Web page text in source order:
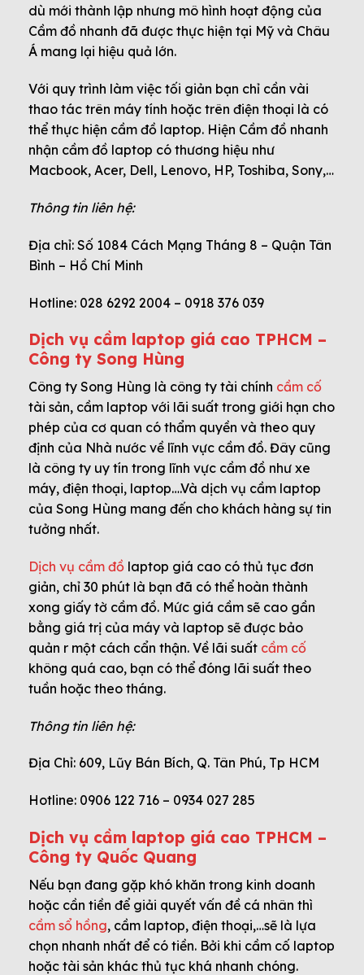
dù mới thành lập nhưng mô hình hoạt động của
Cầm đồ nhanh đã được thực hiện tại Mỹ và Châu
Á mang lại hiệu quả lớn.
Với quy trình làm việc tối giản bạn chỉ cần vài
thao tác trên máy tính hoặc trên điện thoại là có
thể thực hiện cầm đồ laptop. Hiện Cầm đồ nhanh
nhận cầm đồ laptop có thương hiệu như
Macbook, Acer, Dell, Lenovo, HP, Toshiba, Sony,…
Thông tin liên hệ:
Địa chỉ: Số 1084 Cách Mạng Tháng 8 – Quận Tân
Bình – Hồ Chí Minh
Hotline: 028 6292 2004 – 0918 376 039
Dịch vụ cầm laptop giá cao TPHCM –
Công ty Song Hùng
Công ty Song Hùng là công ty tài chính cầm cố
tài sản, cầm laptop với lãi suất trong giới hạn cho
phép của cơ quan có thẩm quyền và theo quy
định của Nhà nước về lĩnh vực cầm đồ. Đây cũng
là công ty uy tín trong lĩnh vực cầm đồ như xe
máy, điện thoại, laptop….Và dịch vụ cầm laptop
của Song Hùng mang đến cho khách hàng sự tin
tưởng nhất.
Dịch vụ cầm đồ laptop giá cao có thủ tục đơn
giản, chỉ 30 phút là bạn đã có thể hoàn thành
xong giấy tờ cầm đồ. Mức giá cầm sẽ cao gần
bằng giá trị của máy và laptop sẽ được bảo
quản r một cách cẩn thận. Về lãi suất cầm cố
không quá cao, bạn có thể đóng lãi suất theo
tuần hoặc theo tháng.
Thông tin liên hệ:
Địa Chỉ: 609, Lũy Bán Bích, Q. Tân Phú, Tp HCM
Hotline: 0906 122 716 – 0934 027 285
Dịch vụ cầm laptop giá cao TPHCM –
Công ty Quốc Quang
Nếu bạn đang gặp khó khăn trong kinh doanh
hoặc cần tiền để giải quyết vấn đề cá nhân thì
cầm sổ hồng, cầm laptop, điện thoại,…sẽ là lựa
chọn nhanh nhất để có tiền. Bởi khi cầm cố laptop
hoặc tài sản khác thủ tục khá nhanh chóng.